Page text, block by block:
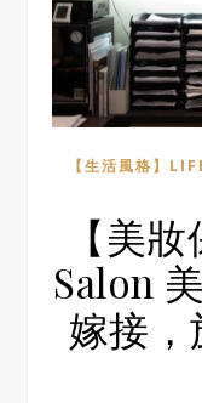
【生活風格】
【美
Salon
嫁接，